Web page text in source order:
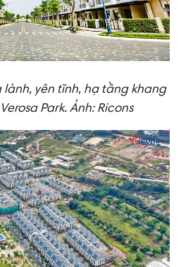
lành, yên tĩnh, hạ tầng khang
Park. Ảnh: Ricons